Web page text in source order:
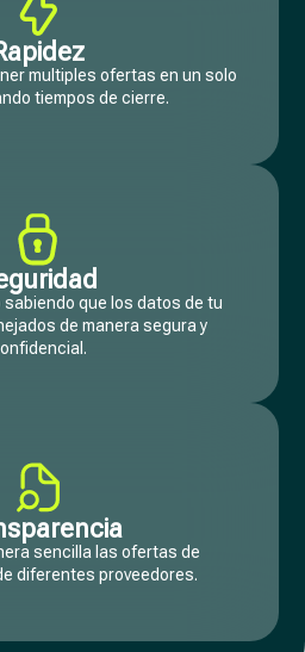
multiples ofertas en un solo
tiempos de cierre.
que los datos de tu
de manera segura y
sencilla las ofertas de
diferentes proveedores.